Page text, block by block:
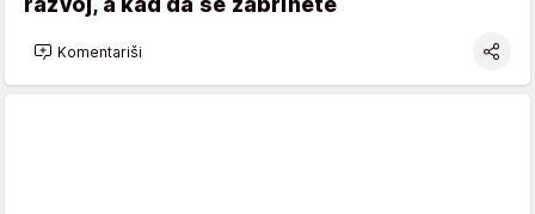
Komentariši